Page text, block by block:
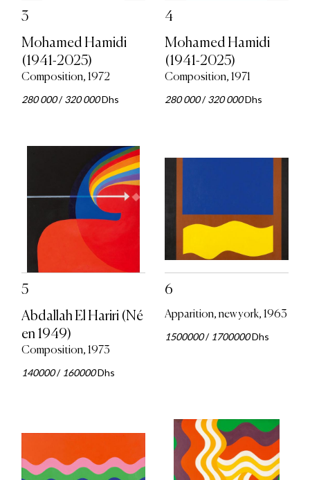
3
Mohamed Hamidi
(1941-2025)
Composition, 1972
280 000/320 000Dhs
4
Mohamed Hamidi
(1941-2025)
Composition, 1971
280 000/320 000Dhs
5
Abdallah El Hariri (Né
en 1949)
Composition, 1973
140000/ 160000Dhs
6
Apparition, new york, 1963
1500000/ 1700000Dhs